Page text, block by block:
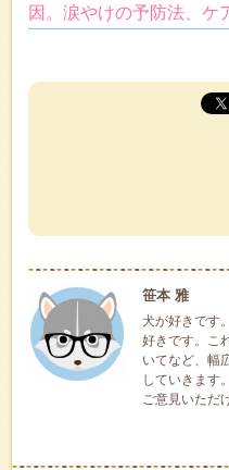
因。涙やけの予防法、ケ
笹本 雅
犬が好きです
好きです。こ
いてなど、幅
していきます
ご意見いただ